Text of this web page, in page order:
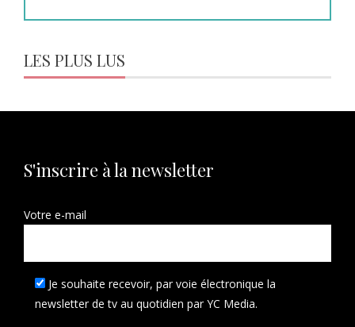
LES PLUS LUS
S'inscrire à la newsletter
Votre e-mail
Je souhaite recevoir, par voie électronique la
newsletter de tv au quotidien par YC Media.